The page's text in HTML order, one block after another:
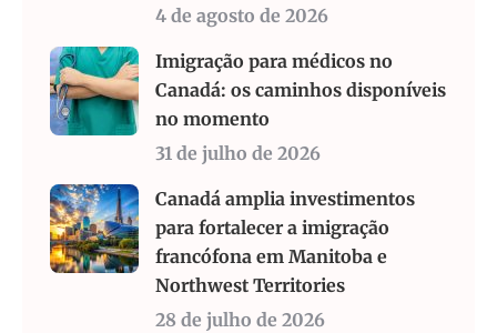
4 de agosto de 2026
Imigração para médicos no
Canadá: os caminhos disponíveis
no momento
31 de julho de 2026
Canadá amplia investimentos
para fortalecer a imigração
francófona em Manitoba e
Northwest Territories
28 de julho de 2026